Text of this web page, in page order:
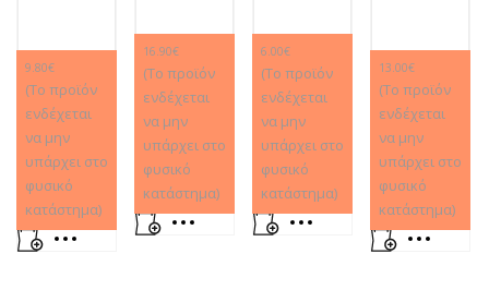
Κατασκευή
Stem
Μετεωρολογικός
Σταθμός
(621965)
9.80€
(Το προϊόν
ενδέχεται
να μην
υπάρχει στο
φυσικό
κατάστημα)
Eπιτραπέζιο
Παιχνίδι
Cortex
Challenge
CO-1
16.90€
(Το προϊόν
ενδέχεται
να μην
υπάρχει στο
φυσικό
κατάστημα)
Remoundo
Παίζω και
Μαθαίνω
Μετράω
6.00€
(Το προϊόν
ενδέχεται
να μην
υπάρχει στο
φυσικό
κατάστημα)
Επιτραπέζιο
Παιχνίδι
Recollect –
Στο Χρόνο
13.00€
(Το προϊόν
ενδέχεται
να μην
υπάρχει στο
φυσικό
κατάστημα)